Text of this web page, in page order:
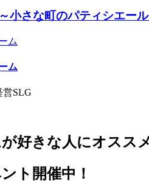
小さな町のパティシエール
ム
ム
SLG
好きな人にオスス
ト開催中！